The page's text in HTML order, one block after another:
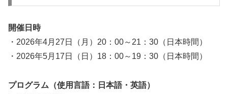
開催日時
・2026年4月27日（月）20：00～21：30（日本時間）
・2026年5月17日（日）18：00～19：30（日本時間）
プログラム（使用言語：日本語・英語）